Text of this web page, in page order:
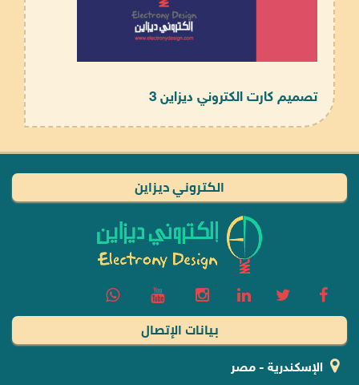
تصميم كارت الكتروني ديزاين 3
الكتروني ديزاين
بيانات الإتصال
الإسكندرية - مصر